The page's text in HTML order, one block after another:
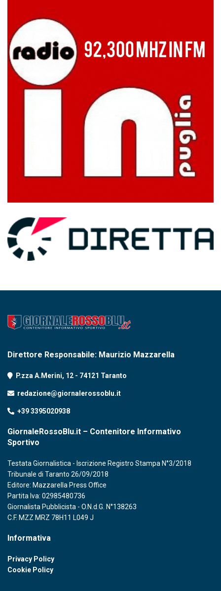
Direttore Responsabile: Maurizio Mazzarella
P.zza A.Merini, 12 - 74121 Taranto
redazione@giornalerossoblu.it
+39 3395020938
GiornaleRossoBlu.it – Contenitore Informativo
Sportivo
Testata Giornalistica - Iscrizione Registro Stampa N°3/2018
Tribunale di Taranto 26/09/2018
Editore: Mazzarella Press Office
Partita Iva: 02985480736
Giornalista Pubblicista - O.N.d.G. N°138263
C.F. MZZ MRZ 78H11 L049 J
Informativa
Privacy Policy
Cookie Policy